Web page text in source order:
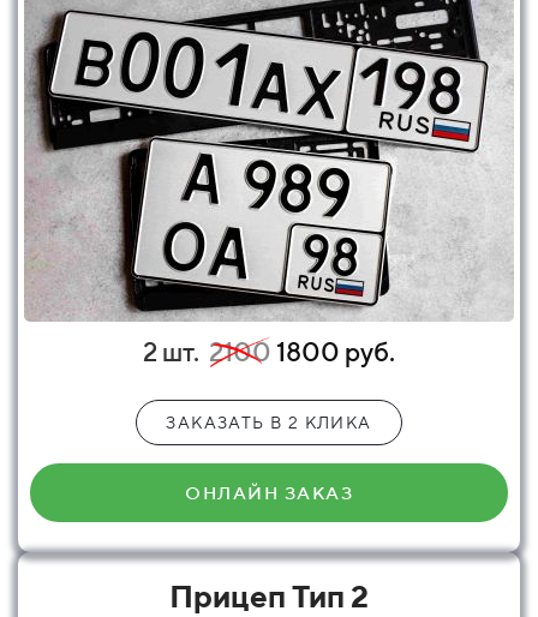
2 шт. 21001800 руб.
ЗАКАЗАТЬ В 2 КЛИКА
ОНЛАЙН ЗАКАЗ
Прицеп Тип 2